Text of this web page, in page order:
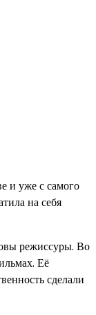
и уже с самого
на себя
режиссуры. Во
Её
сделали